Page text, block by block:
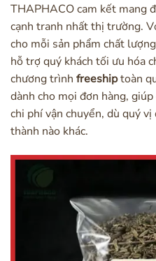
THAPHACO cam kết mang
cạnh tranh nhất thị trường.
cho mỗi sản phẩm chất
hỗ trợ quý khách tối ưu hóa
chương trình freeshiptoàn
dành cho mọi đơn hàng,
chi phí vận chuyển, dù quý vị
thành nào khác.